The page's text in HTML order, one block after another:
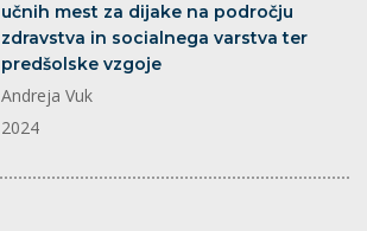
učnih mest za dijake na področju
zdravstva in socialnega varstva ter
predšolske vzgoje
Andreja Vuk
2024